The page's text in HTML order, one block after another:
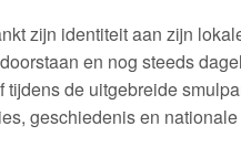
zijn identiteit aan zijn
en nog steeds
de uitgebreide
geschiedenis en